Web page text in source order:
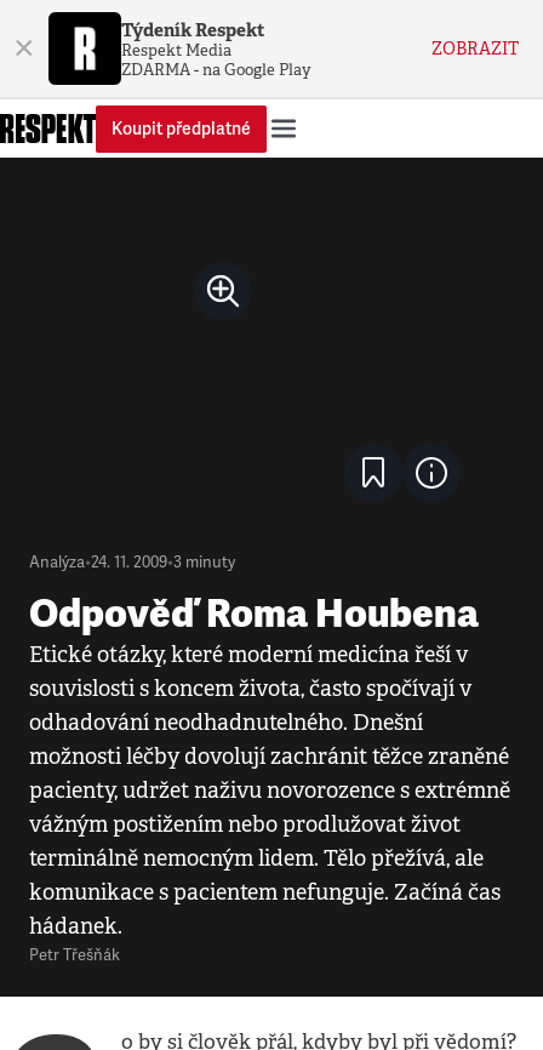
× Týdeník Respekt
Respekt Media
ZDARMA - na Google Play
ZOBRAZIT
Koupit předplatné
Analýza•24. 11. 2009•3 minuty
Odpověď Roma Houbena
Etické otázky, které moderní medicína řeší v
souvislosti s koncem života, často spočívají v
odhadování neodhadnutelného. Dnešní
možnosti léčby dovolují zachránit těžce zraněné
pacienty, udržet naživu novorozence s extrémně
vážným postižením nebo prodlužovat život
terminálně nemocným lidem. Tělo přežívá, ale
komunikace s pacientem nefunguje. Začíná čas
hádanek.
Petr Třešňák
o by si člověk přál, kdyby byl při vědomí?